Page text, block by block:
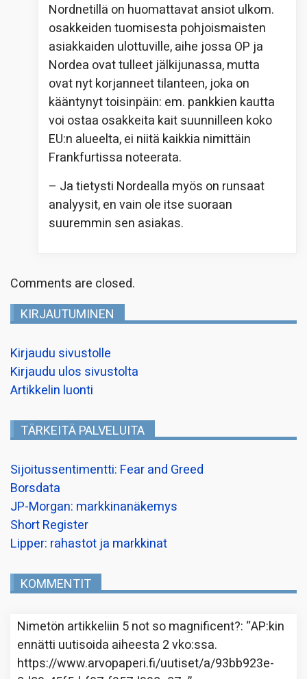
Nordnetillä on huomattavat ansiot ulkom.
osakkeiden tuomisesta pohjoismaisten
asiakkaiden ulottuville, aihe jossa OP ja
Nordea ovat tulleet jälkijunassa, mutta
ovat nyt korjanneet tilanteen, joka on
kääntynyt toisinpäin: em. pankkien kautta
voi ostaa osakkeita kait suunnilleen koko
EU:n alueelta, ei niitä kaikkia nimittäin
Frankfurtissa noteerata.
– Ja tietysti Nordealla myös on runsaat
analyysit, en vain ole itse suoraan
suuremmin sen asiakas.
Comments are closed.
KIRJAUTUMINEN
Kirjaudu sivustolle
Kirjaudu ulos sivustolta
Artikkelin luonti
TÄRKEITÄ PALVELUITA
Sijoitussentimentti: Fear and Greed
Borsdata
JP-Morgan: markkinanäkemys
Short Register
Lipper: rahastot ja markkinat
KOMMENTIT
Nimetön artikkeliin 5 not so magnificent?: “AP:kin
ennätti uutisoida aiheesta 2 vko:ssa.
https://www.arvopaperi.fi/uutiset/a/93bb923e-